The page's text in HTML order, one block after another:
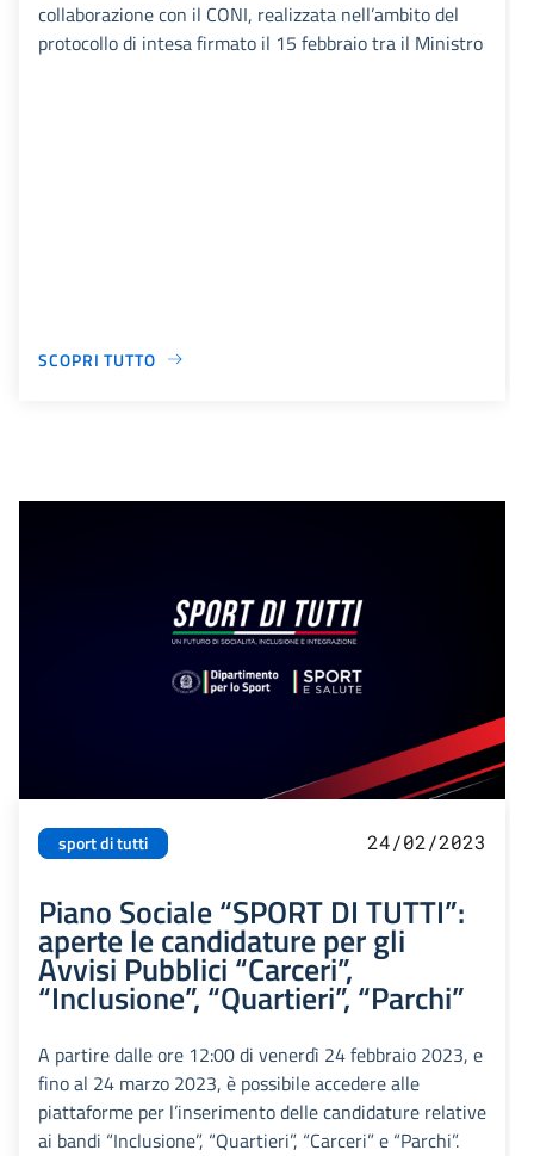
collaborazione con il CONI, realizzata nell’ambito del
protocollo di intesa firmato il 15 febbraio tra il Ministro
SCOPRI TUTTO
sport di tutti 24/02/2023
Piano Sociale “SPORT DI TUTTI”:
aperte le candidature per gli
Avvisi Pubblici “Carceri”,
“Inclusione”, “Quartieri”, “Parchi”
A partire dalle ore 12:00 di venerdì 24 febbraio 2023, e
fino al 24 marzo 2023, è possibile accedere alle
piattaforme per l’inserimento delle candidature relative
ai bandi “Inclusione”, “Quartieri”, “Carceri” e “Parchi”.